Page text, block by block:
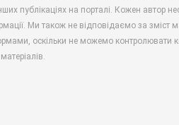
публікаціях на порталі. Кожен автор
Ми також не відповідаємо за зміст
оскільки не можемо контролювати